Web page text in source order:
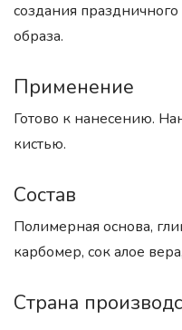
создания
образа.
Применение
Готово к нанесению.
кистью.
Состав
Полимерная основа,
карбомер, сок алое
Страна